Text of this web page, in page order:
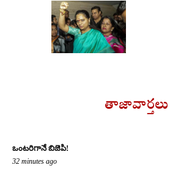
తాజావార్తలు
ఒంటరిగానే బిజెపి!
32 minutes ago